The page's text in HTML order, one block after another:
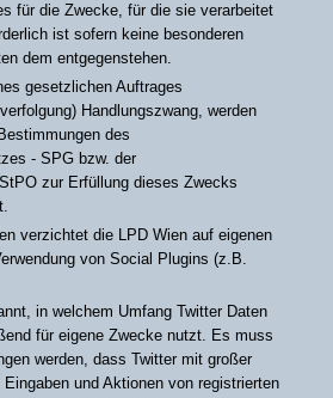
für die Zwecke, für die sie verarbeitet
ist sofern keine besonderen
dem entgegenstehen.
gesetzlichen Auftrages
Handlungszwang, werden
des
- SPG bzw. der
zur Erfüllung dieses Zwecks
verzichtet die LPD Wien auf eigenen
von Social Plugins (z.B.
in welchem Umfang Twitter Daten
für eigene Zwecke nutzt. Es muss
werden, dass Twitter mit großer
und Aktionen von registrierten